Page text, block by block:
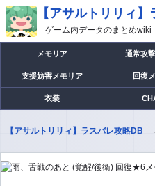
【アサルトリリィ
ゲーム内データのまとめwiki
メモリア 通常攻
支援妨害メモリア 回復
衣装
【アサルトリリィ】ラスバレ攻略DB